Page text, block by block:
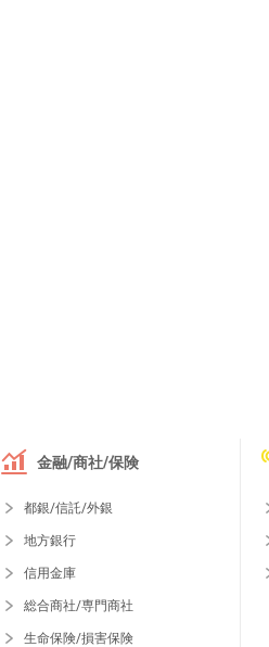
金融/商社/保険
都銀/信託/外銀
地方銀行
信用金庫
総合商社/専門商社
生命保険/損害保険